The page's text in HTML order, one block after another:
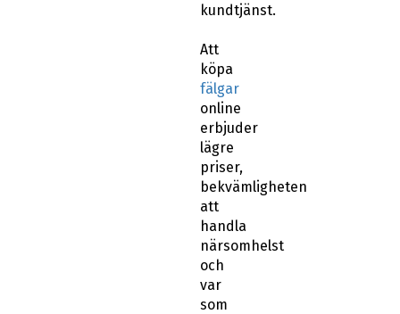
kundtjänst.
Att
köpa
fälgar
online
erbjuder
lägre
priser,
bekvämligheten
att
handla
närsomhelst
och
var
som